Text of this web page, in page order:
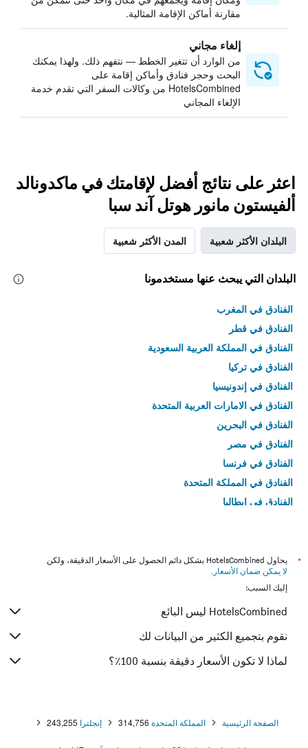
مقارنة أماكن الإقامة المثالية.
إلغاء مجاني
من الوارد أن تتغير الخطط — نتفهم ذلك. ولهذا يمكنك
البحث وحجز فنادق وأماكن إقامة على
HotelsCombined من وكالات السفر التي تقدم خدمة
الإلغاء المجاني
اعثر على نتائج أفضل لإقامتك في ماكدونالد
ألفيستون مانور هوتل آند سبا
البلدان الأكثر شعبية المدن الأكثر شعبية
البلدان التي يبحث عنها مستخدمونا
الفنادق في المغرب
الفنادق في قطر
الفنادق في المملكة العربية السعودية
الفنادق في تركيا
الفنادق في إندونيسيا
الفنادق في الامارات العربية المتحدة
الفنادق في البحرين
الفنادق في مصر
الفنادق في فرنسا
الفنادق في المملكة المتحدة
الفنادق في إيطاليا
*
يحاول HotelsCombined بشكل دائم الحصول على الأسعار الدقيقة، ولكن
لا يمكن ضمان الأسعار .
إليك السبب:
HotelsCombined ليس البائع
نقوم بتجميع الكثير من البيانات لك
لماذا لا تكون الأسعار دقيقة بنسبة 100٪؟
الصفحة الرئيسية المملكة المتحدة 314,756 إنجلترا 243,255